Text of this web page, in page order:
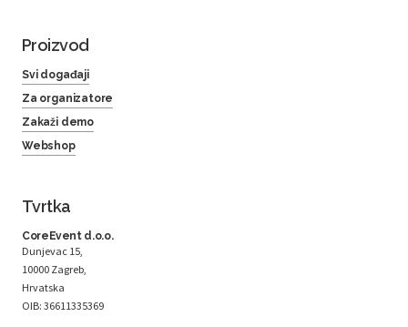
Proizvod
Svi događaji
Za organizatore
Zakaži demo
Webshop
Tvrtka
CoreEvent d.o.o.
Dunjevac 15,
10000 Zagreb,
Hrvatska
OIB: 36611335369